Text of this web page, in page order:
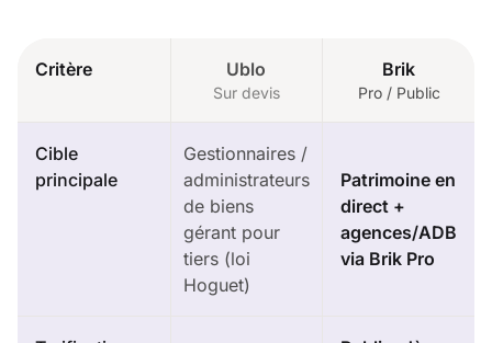
Critère Ublo
Sur devis
Brik
Pro / Public
Cible
principale
Gestionnaires /
administrateurs
de biens
gérant pour
tiers (loi
Hoguet)
Patrimoine en
direct +
agences/ADB
via Brik Pro